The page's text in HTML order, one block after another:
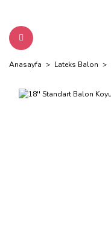
Anasayfa Lateks Balon